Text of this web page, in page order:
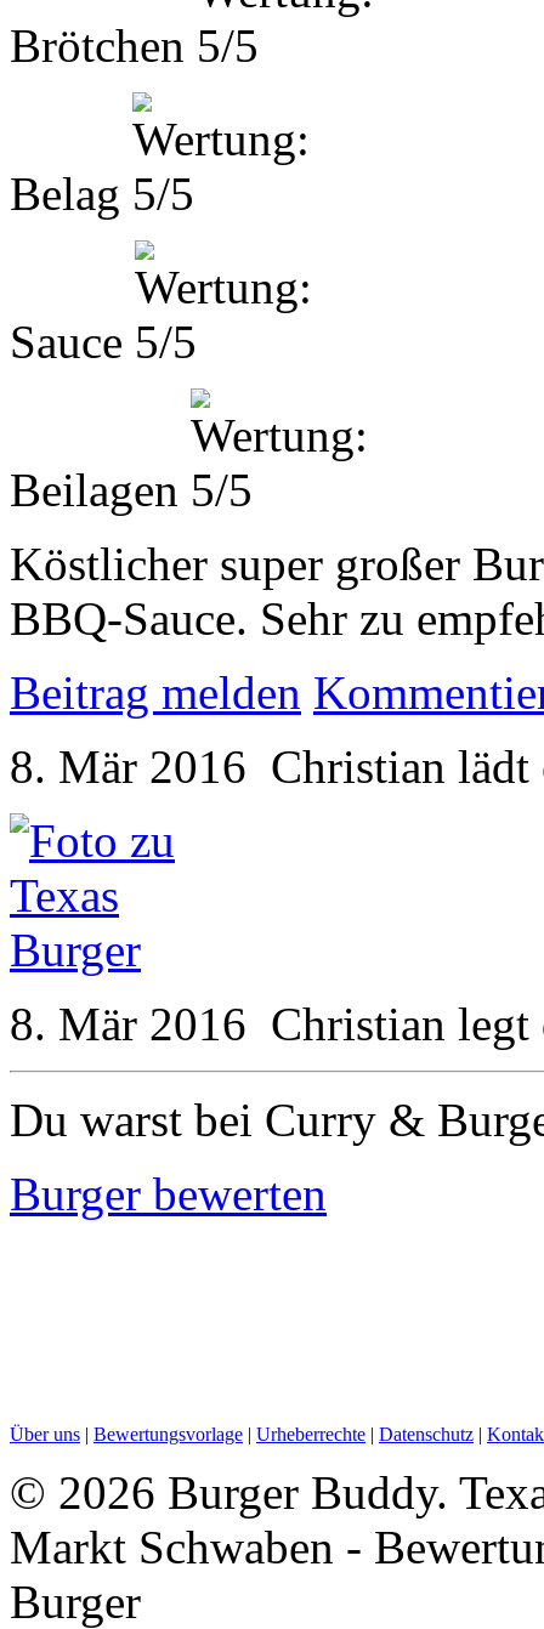
Brötchen
Belag
Sauce
Beilagen
Köstlicher super großer
BBQ-Sauce. Sehr zu
Beitrag melden
8. Mär 2016 Christian lädt
8. Mär 2016 Christian legt
Du warst bei Curry &
Burger bewerten
Über uns | Bewertungsvorlage | Urheberrechte | Datenschutz |
© 2026 Burger Buddy.
Markt Schwaben -
Burger